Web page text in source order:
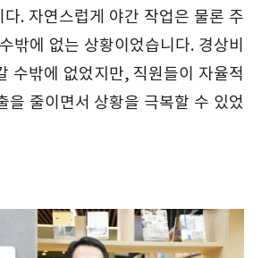
. 자연스럽게 야간 작업은 물론 주
밖에 없는 상황이었습니다. 경상비
수밖에 없었지만, 직원들이 자율적
을 줄이면서 상황을 극복할 수 있었